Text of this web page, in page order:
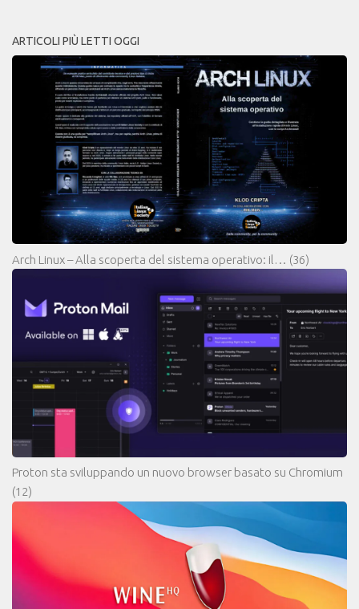
ARTICOLI PIÙ LETTI OGGI
Arch Linux – Alla scoperta del sistema operativo: il… (36)
Proton sta sviluppando un nuovo browser basato su Chromium
(12)